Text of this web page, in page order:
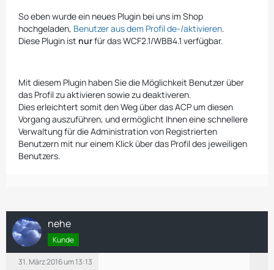
So eben wurde ein neues Plugin bei uns im Shop
hochgeladen, Benutzer aus dem Profil de-/aktivieren.
Diese Plugin ist nurfür das WCF2.1/WBB4.1 verfügbar.
Mit diesem Plugin haben Sie die Möglichkeit Benutzer über
das Profil zu aktivieren sowie zu deaktiveren.
Dies erleichtert somit den Weg über das ACP um diesen
Vorgang auszuführen, und ermöglicht Ihnen eine schnellere
Verwaltung für die Administration von Registrierten
Benutzern mit nur einem Klick über das Profil des jeweiligen
Benutzers.
nehe
Kunde
31. März 2016 um 13:13